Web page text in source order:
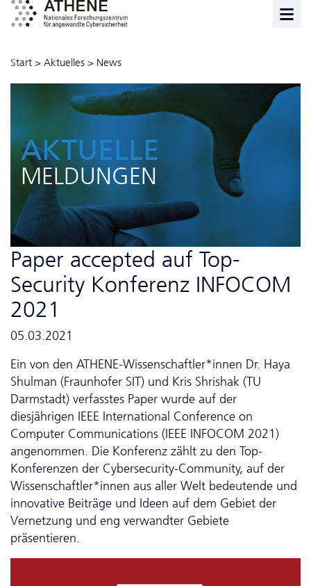
Start > Aktuelles > News
AKTUELLE
MELDUNGEN
Paper accepted auf Top-
Security Konferenz INFOCOM
2021
05.03.2021
Ein von den ATHENE-Wissenschaftler*innen Dr. Haya
Shulman (Fraunhofer SIT) und Kris Shrishak (TU
Darmstadt) verfasstes Paper wurde auf der
diesjährigen IEEE International Conference on
Computer Communications (IEEE INFOCOM 2021)
angenommen. Die Konferenz zählt zu den Top-
Konferenzen der Cyber­security-Community, auf der
Wissenschaftler*innen aus aller Welt bedeutende und
innovative Beiträge und Ideen auf dem Gebiet der
Vernetzung und eng verwandter Gebiete
präsentieren.